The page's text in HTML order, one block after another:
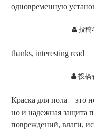
одновременную
投稿
thanks, interesting read
投稿
Краска для пола – это
но и надежная защита
повреждений, влаги,